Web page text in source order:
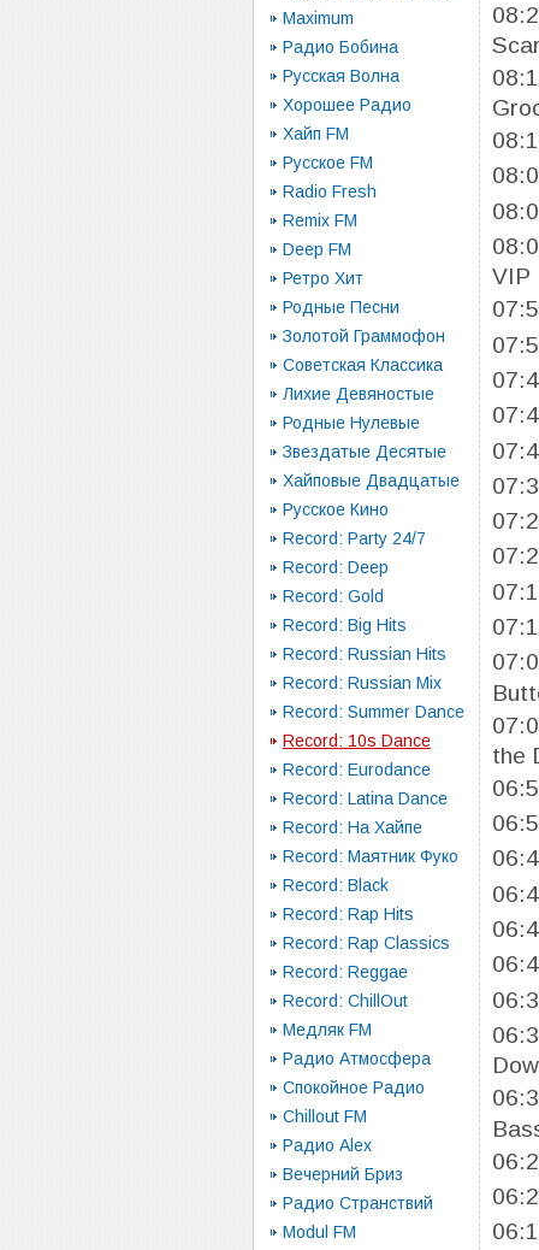
Maximum
Радио Бобина
Русская Волна
Хорошее Радио
Хайп FM
Русское FM
Radio Fresh
Remix FM
Deep FM
Ретро Хит
Родные Песни
Золотой Граммофон
Советская Классика
Лихие Девяностые
Родные Нулевые
Звездатые Десятые
Хайповые Двадцатые
Русское Кино
Record: Party 24/7
Record: Deep
Record: Gold
Record: Big Hits
Record: Russian Hits
Record: Russian Mix
Record: Summer Dance
Record: 10s Dance
Record: Eurodance
Record: Latina Dance
Record: На Хайпе
Record: Маятник Фуко
Record: Black
Record: Rap Hits
Record: Rap Classics
Record: Reggae
Record: ChillOut
Медляк FM
Радио Атмосфера
Спокойное Радио
Chillout FM
Радио Alex
Вечерний Бриз
Радио Странствий
Modul FM
VIP
the